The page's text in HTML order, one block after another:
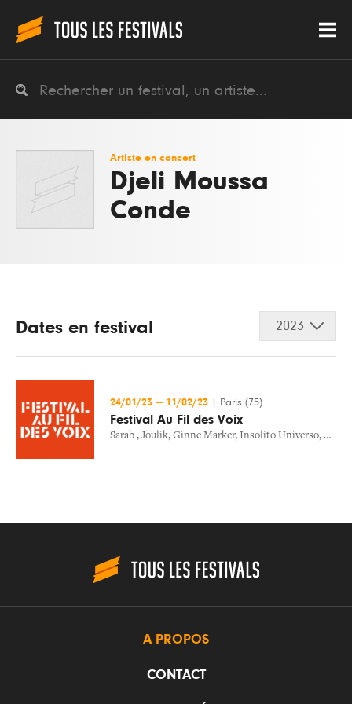
Artiste en concert
Djeli Moussa
Conde
Dates en festival 2023
24/01/23 — 11/02/23 Paris (75)
Festival Au Fil des Voix
Sarab , Joulik, Ginne Marker, Insolito Universo,
A PROPOS
CONTACT